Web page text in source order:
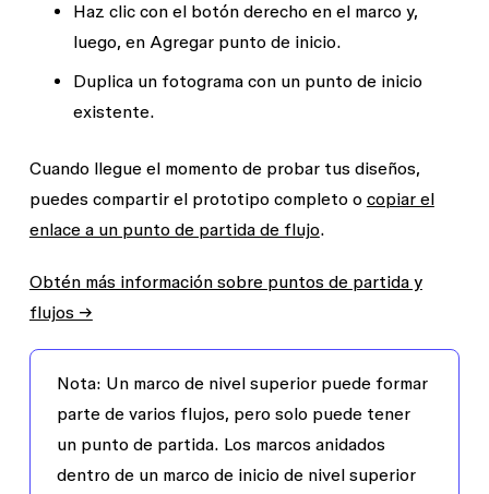
Haz clic con el botón derecho en el marco y,
luego, en Agregar punto de inicio.
Duplica un fotograma con un punto de inicio
existente.
Cuando llegue el momento de probar tus diseños,
puedes compartir el prototipo completo o copiar el
enlace a un punto de partida de flujo.
Obtén más información sobre puntos de partida y
flujos →
Nota: Un marco de nivel superior puede formar
parte de varios flujos, pero solo puede tener
un punto de partida. Los marcos anidados
dentro de un marco de inicio de nivel superior